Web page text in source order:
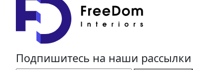
Подпишитесь на наши рассылки